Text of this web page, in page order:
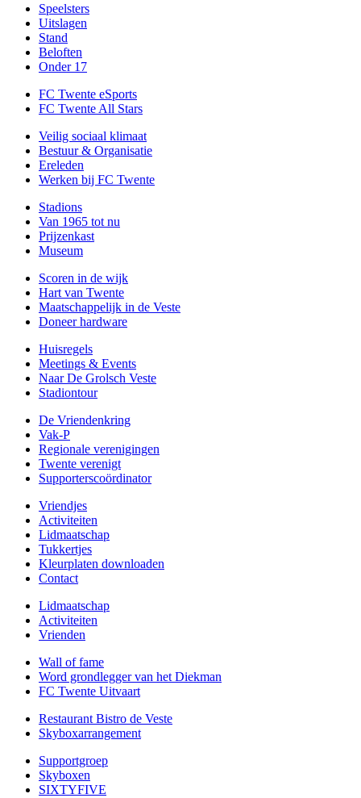
Speelsters
Uitslagen
Stand
Beloften
Onder 17
FC Twente eSports
FC Twente All Stars
Veilig sociaal klimaat
Bestuur & Organisatie
Ereleden
Werken bij FC Twente
Stadions
Van 1965 tot nu
Prijzenkast
Museum
Scoren in de wijk
Hart van Twente
Maatschappelijk in de Veste
Doneer hardware
Huisregels
Meetings & Events
Naar De Grolsch Veste
Stadiontour
De Vriendenkring
Vak-P
Regionale verenigingen
Twente verenigt
Supporterscoördinator
Vriendjes
Activiteiten
Lidmaatschap
Tukkertjes
Kleurplaten downloaden
Contact
Lidmaatschap
Activiteiten
Vrienden
Wall of fame
Word grondlegger van het Diekman
FC Twente Uitvaart
Restaurant Bistro de Veste
Skyboxarrangement
Supportgroep
Skyboxen
SIXTYFIVE